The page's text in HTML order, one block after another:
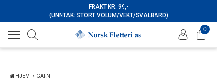
FRAKT KR. 99,-
(UNNTAK: STORT VOLUM/VEKT/SVALBARD)
0
HJEM GARN